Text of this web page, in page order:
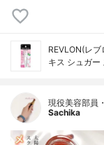
REVLON(レブ
キス シュガー
現役美容部員
Sachika